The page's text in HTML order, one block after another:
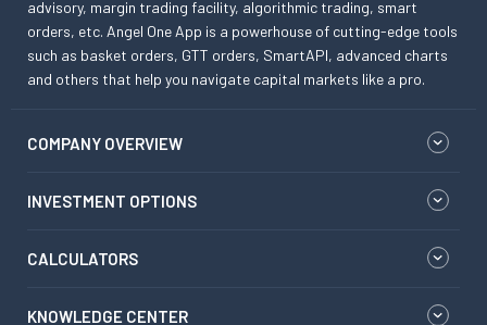
advisory, margin trading facility, algorithmic trading, smart
orders, etc. Angel One App is a powerhouse of cutting-edge tools
such as basket orders, GTT orders, SmartAPI, advanced charts
and others that help you navigate capital markets like a pro.
COMPANY OVERVIEW
INVESTMENT OPTIONS
CALCULATORS
KNOWLEDGE CENTER